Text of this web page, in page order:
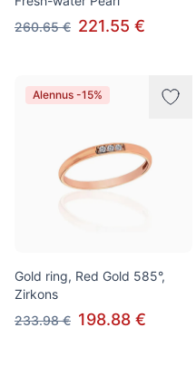
260.65 € 221.55 €
Alennus -15%
Gold ring, Red Gold 585°,
Zirkons
233.98 € 198.88 €